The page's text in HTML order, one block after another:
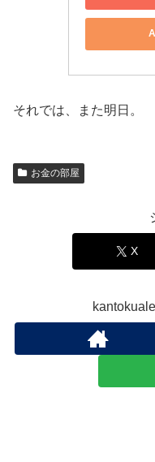
それでは、また明日。
お金の部屋
X